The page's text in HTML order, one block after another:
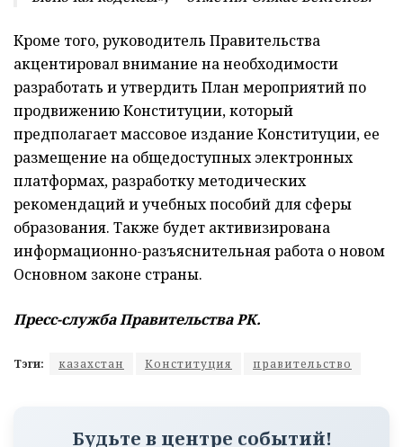
Кроме того, руководитель Правительства
акцентировал внимание на необходимости
разработать и утвердить План мероприятий по
продвижению Конституции, который
предполагает массовое издание Конституции, ее
размещение на общедоступных электронных
платформах, разработку методических
рекомендаций и учебных пособий для сферы
образования. Также будет активизирована
информационно-разъяснительная работа о новом
Основном законе страны.
Пресс-служба Правительства РК.
Тэги: казахстан Конституция правительство
Будьте в центре событий!